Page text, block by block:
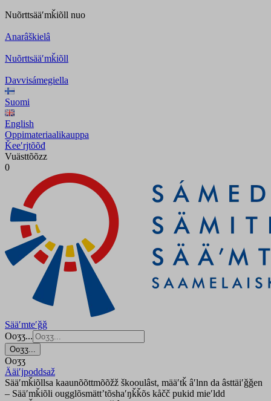
Nuõrttsääʹmǩiõll nuo
Anarâškielâ
Nuõrttsääʹmǩiõll
Davvisámegiella
Suomi
English
Oppimateriaalikauppa
Ǩeeʹrjtõõđ
Vuästtõõzz
0
Sääʹmteʹǧǧ
Ooʒʒ...
Ooʒʒ...
Ooʒʒ
Ääiʹjpoddsaž
Sääʹmǩiõllsa kaaunõõttmõõžž škooulâst, määʹtǩ âʹlnn da âsttäiʹǧǧen
– Sääʹmǩiõli ougglõsmättʼtõshaʹŋǩǩõs kåčč pukid mieʹldd